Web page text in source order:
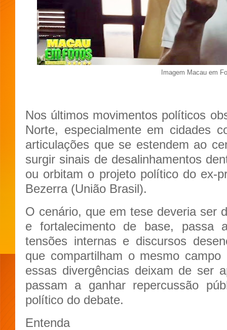
Imagem Macau em
Nos últimos movimentos políticos
Norte, especialmente em cidades
articulações que se estendem ao
surgir sinais de desalinhamentos
ou orbitam o projeto político do ex-
Bezerra (União Brasil).
O cenário, que em tese deveria ser
e fortalecimento de base, passa
tensões internas e discursos
que compartilham o mesmo
essas divergências deixam de ser
passam a ganhar repercussão
político do debate.
Entenda